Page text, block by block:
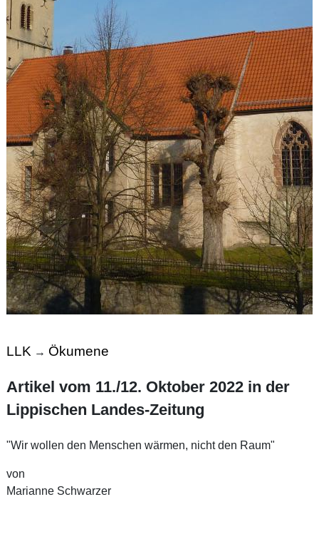
LLK → Ökumene
Artikel vom 11./12. Oktober 2022 in der
Lippischen Landes-Zeitung
"Wir wollen den Menschen wärmen, nicht den Raum"
von
Marianne Schwarzer